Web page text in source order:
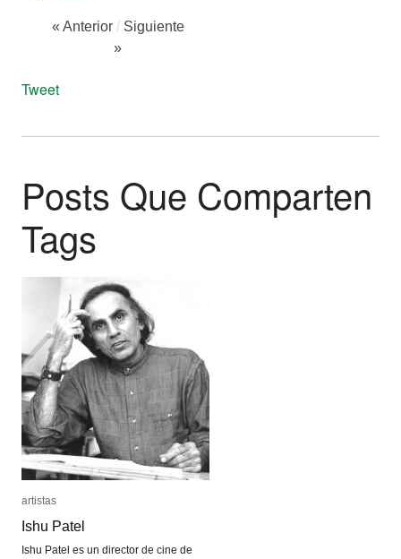
« Anterior / Siguiente
»
Tweet
Posts Que Comparten
Tags
artistas
Ishu Patel
Ishu Patel es un director de cine de
artistas
Ishu Patel